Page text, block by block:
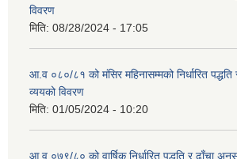
विवरण
मिति: 08/28/2024 - 17:05
आ.व ०८०/८१ को मंसिर महिनासम्मको निर्धारित
व्ययको विवरण
मिति: 01/05/2024 - 10:20
आ.व ०७९/८० को वार्षिक निर्धारित पद्धति र ढाँचा